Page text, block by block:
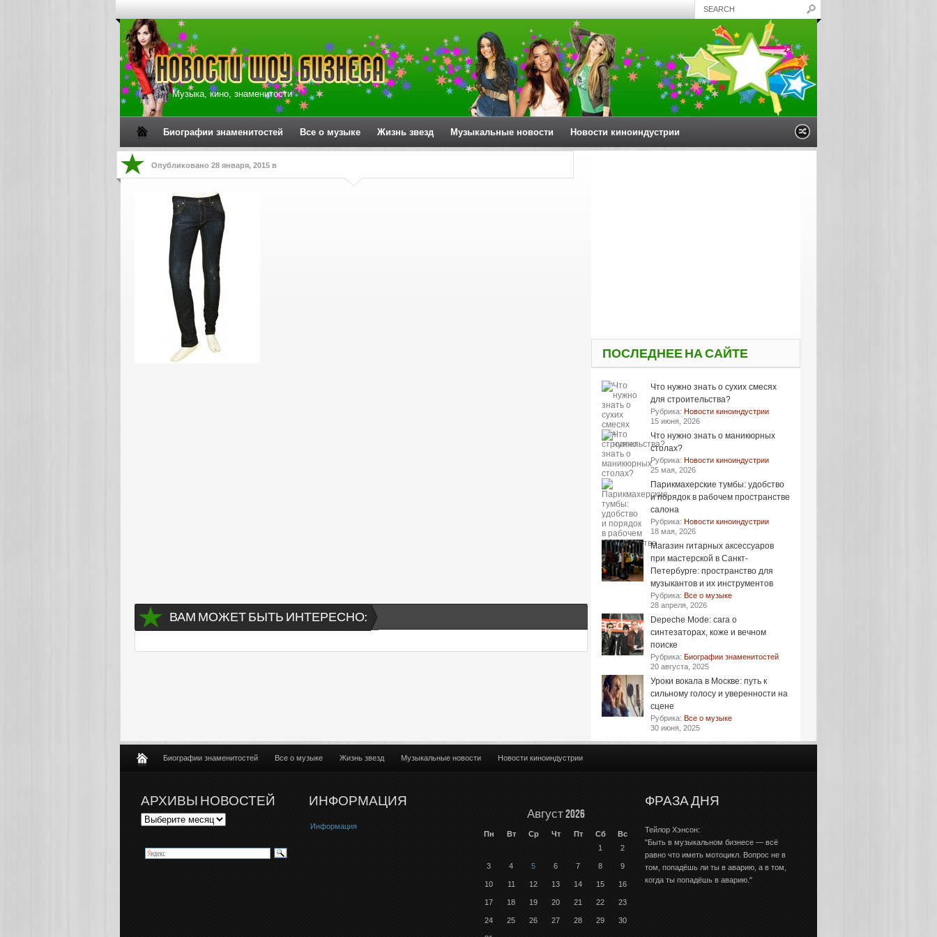
Музыка, кино, знаменитости
Биографии знаменитостей Все о музыке Жизнь звезд Музыкальные новости Новости киноиндустрии
Опубликовано 28 января, 2015 в
ВАМ МОЖЕТ БЫТЬ ИНТЕРЕСНО:
ПОСЛЕДНЕЕ НА САЙТЕ
Что нужно знать о сухих смесях
для строительства?
Рубрика: Новости киноиндустрии
15 июня, 2026
Что нужно знать о маникюрных
столах?
Рубрика: Новости киноиндустрии
25 мая, 2026
Парикмахерские тумбы: удобство
и порядок в рабочем пространстве
салона
Рубрика: Новости киноиндустрии
18 мая, 2026
Магазин гитарных аксессуаров
при мастерской в Санкт-
Петербурге: пространство для
музыкантов и их инструментов
Рубрика: Все о музыке
28 апреля, 2026
Depeche Mode: сага о
синтезаторах, коже и вечном
поиске
Рубрика: Биографии знаменитостей
20 августа, 2025
Уроки вокала в Москве: путь к
сильному голосу и уверенности на
сцене
Рубрика: Все о музыке
30 июня, 2025
Биографии знаменитостей Все о музыке Жизнь звезд Музыкальные новости Новости киноиндустрии
АРХИВЫ НОВОСТЕЙ ИНФОРМАЦИЯ
Информация
Август 2026
Пн Вт Ср Чт Пт Сб
Вс
1
2
3 4 5 6 7 8 9
10 11 12 13 14 15 16
17 18 19 20 21 22 23
24 25 26 27 28 29 30
ФРАЗА ДНЯ
Тейлор Хэнсон:
"Быть в музыкальном бизнесе — всё
равно что иметь мотоцикл. Вопрос не в
том, попадёшь ли ты в аварию, а в том,
когда ты попадёшь в аварию."